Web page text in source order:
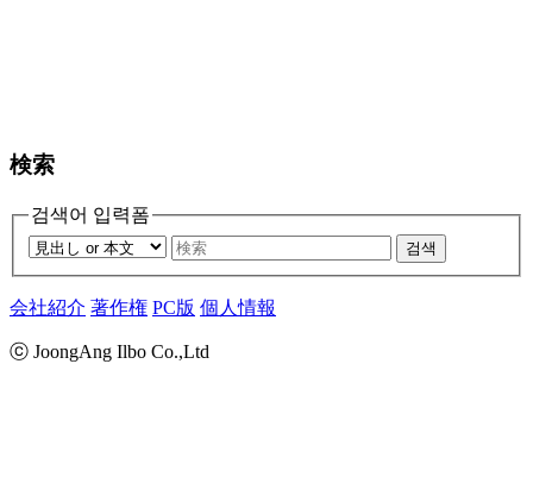
検索
검색어 입력폼
검색
会社紹介 著作権 PC版 個人情報
ⓒ JoongAng Ilbo Co.,Ltd